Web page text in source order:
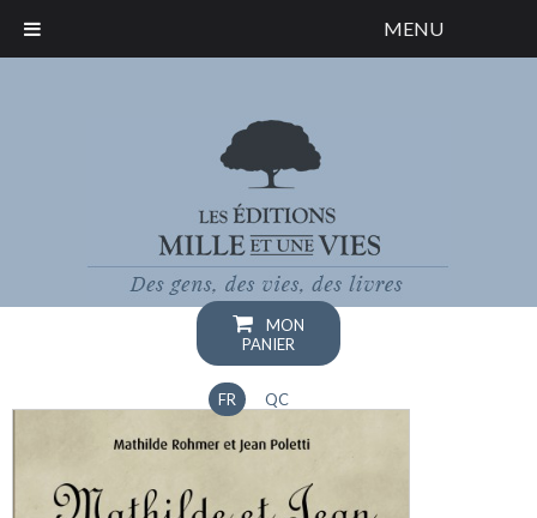
MON
PANIER
FR QC
MENU